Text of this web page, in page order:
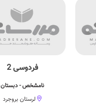
فردوسی 2
نامشخص - دبستان
لرستان بروجرد